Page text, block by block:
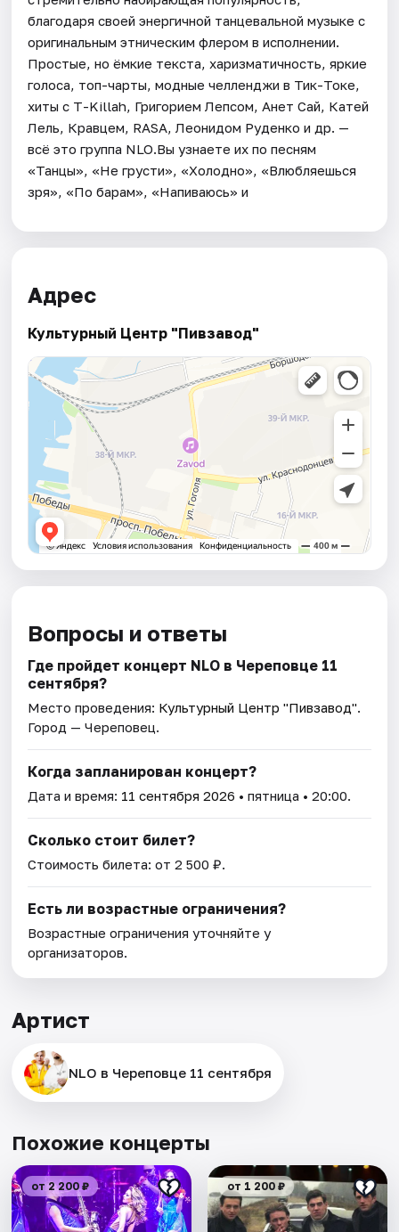
благодаря своей энергичной танцевальной музыке с
оригинальным этническим флером в исполнении.
Простые, но ёмкие текста, харизматичность, яркие
голоса, топ-чарты, модные челленджи в Тик-Токе,
хиты с T-Killah, Григорием Лепсом, Анет Сай, Катей
Лель, Кравцем, RASA, Леонидом Руденко и др. —
всё это группа NLO.Вы узнаете их по песням
«Танцы», «Не грусти», «Холодно», «Влюбляешься
зря», «По барам», «Напиваюсь» и
Адрес
Культурный Центр "Пивзавод"
Вопросы и ответы
Где пройдет концерт NLO в Череповце 11
сентября?
Место проведения: Культурный Центр "Пивзавод".
Город — Череповец.
Когда запланирован концерт?
Дата и время: 11 сентября 2026 • пятница • 20:00.
Сколько стоит билет?
Стоимость билета: от 2 500 ₽.
Есть ли возрастные ограничения?
Возрастные ограничения уточняйте у
организаторов.
Артист
NLO в Череповце 11 сентября
Похожие концерты
от 2 200 ₽ от 1 200 ₽